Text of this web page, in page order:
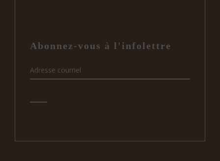
Abonnez-vous à l'infolettre